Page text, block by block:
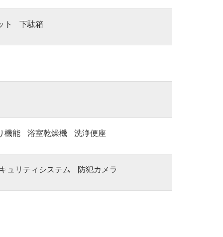
ト 下駄箱
機能 浴室乾燥機 洗浄便座
ュリティシステム 防犯カメラ